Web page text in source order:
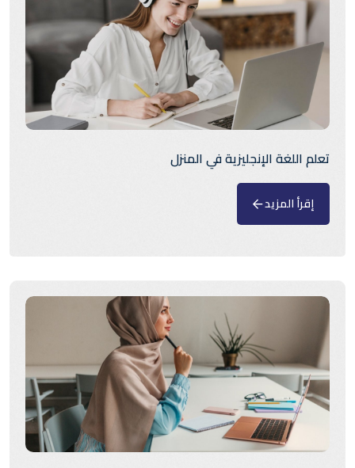
تعلم اللغة الإنجليزية في المنزل
إقرأ المزيد